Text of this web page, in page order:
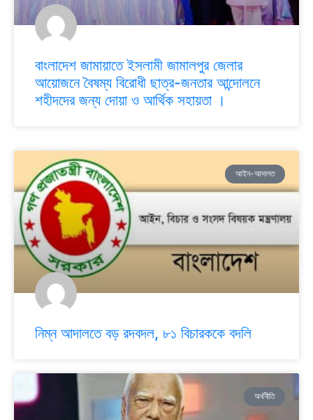
বাংলাদেশ জামায়াতে ইসলামী জামালপুর জেলার
আয়োজনে বৈষম্য বিরোধী ছাত্র-জনতার আন্দোলনে
শহীদদের জন্য দোয়া ও আর্থিক সহায়তা ।
আইন-আদালত
নিম্ন আদালতে বড় রদবদল, ৮১ বিচারককে বদলি
অর্থনীতি